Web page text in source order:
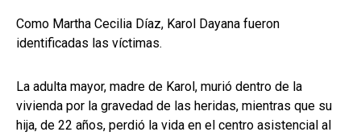
Como Martha Cecilia Díaz, Karol Dayana fueron
identificadas las víctimas.
La adulta mayor, madre de Karol, murió dentro de la
vivienda por la gravedad de las heridas, mientras que su
hija, de 22 años, perdió la vida en el centro asistencial al